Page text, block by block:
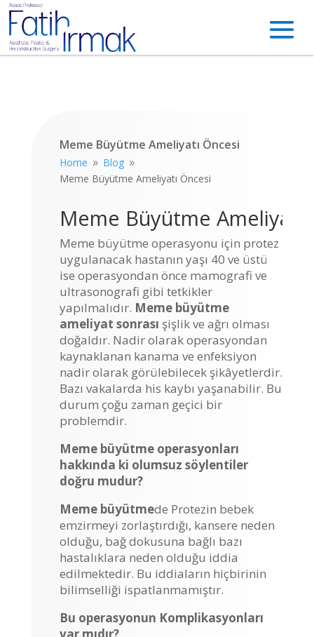
Meme Büyütme Ameliyatı Öncesi
Home 9 Blog 9
Meme Büyütme Ameliyatı Öncesi
Meme Büyütme Ameliyatı
Meme büyütme operasyonu için protez
uygulanacak hastanın yaşı 40 ve üstü
ise operasyondan önce mamografi ve
ultrasonografi gibi tetkikler
yapılmalıdır. Meme büyütme
ameliyat sonrası şişlik ve ağrı olması
doğaldır. Nadir olarak operasyondan
kaynaklanan kanama ve enfeksiyon
nadir olarak görülebilecek şikâyetlerdir.
Bazı vakalarda his kaybı yaşanabilir. Bu
durum çoğu zaman geçici bir
problemdir.
Meme büyütme operasyonları
hakkında ki olumsuz söylentiler
doğru mudur?
Meme büyütmede Protezin bebek
emzirmeyi zorlaştırdığı, kansere neden
olduğu, bağ dokusuna bağlı bazı
hastalıklara neden olduğu iddia
edilmektedir. Bu iddiaların hiçbirinin
bilimselliği ispatlanmamıştır.
Bu operasyonun Komplikasyonları